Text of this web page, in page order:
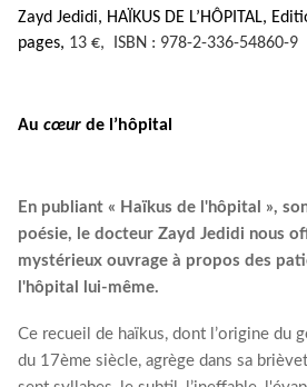
Zayd Jedidi, HAÏKUS DE L’HÔPITAL,
pages, 13 €, ISBN : 978-2-336-54860-9
Au cœur de l’hôpital
En publiant « Haïkus de l'hôpital »,
poésie, le docteur Zayd Jedidi nous
mystérieux ouvrage à propos des
l'hôpital lui-même.
Ce recueil de haïkus, dont l’origine du
du 17ème siècle, agrège dans sa